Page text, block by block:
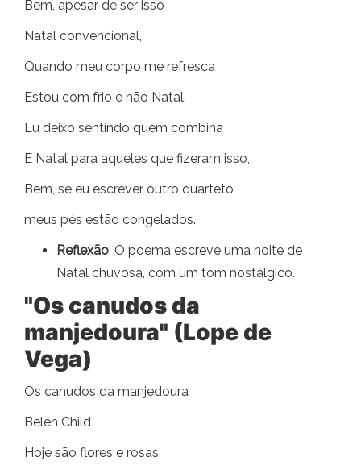
Bem, apesar de ser isso
Natal convencional,
Quando meu corpo me refresca
Estou com frio e não Natal.
Eu deixo sentindo quem combina
E Natal para aqueles que fizeram isso,
Bem, se eu escrever outro quarteto
meus pés estão congelados.
Reflexão: O poema escreve uma noite de
Natal chuvosa, com um tom nostálgico.
"Os canudos da
manjedoura" (Lope de
Vega)
Os canudos da manjedoura
Belén Child
Hoje são flores e rosas,